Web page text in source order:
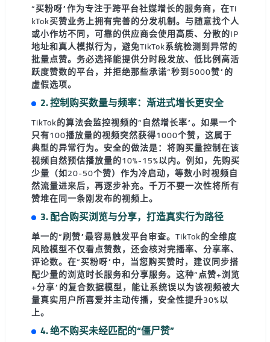
“买粉呀”作为专注于跨平台社媒增长的服务商，在Ti
kTok买赞业务上拥有完善的分发机制。与随意找个人
或小作坊不同，可靠的供应商会使用高质、分散的IP
地址和真人模拟行为，避免TikTok系统检测到异常的
批量点赞。务必选择能提供分时段发放、 低比例高活
跃度赞数的平台，并拒绝那些承诺“秒到5000赞”的
虚假选项。
2. 控制购买数量与频率：渐进式增长更安全
TikTok的算法会监控视频的“自然增长率”。如果一个
只有100播放量的视频突然获得1000个赞，这属于
典型的异常行为。安全的做法是：将购买量控制在该
视频自然预估播放量的10%-15%以内。例如，先购买
少量（如20-50个赞）作为冷启动，等数小时视频自
然流量进来后，再逐步补充。千万不要一次性将所有
赞堆在同一条刚发布的视频上。
3. 配合购买浏览与分享，打造真实行为路径
单一的“刷赞”最容易触发平台审查。TikTok的全维度
风险模型不仅看点赞数，还会核对完播率、分享率、
评论数。在“买粉呀”中，当您购买赞时，建议同步搭
配少量的浏览时长服务和分享服务。这种“点赞+浏览
+分享”的复合数据模型，能让系统误以为该视频被大
量真实用户所喜爱并主动传播，安全性提升30%以
上。
4. 绝不购买未经匹配的“僵尸赞”